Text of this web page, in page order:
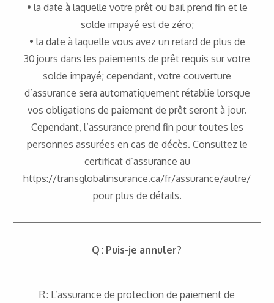
• la date à laquelle votre prêt ou bail prend fin et le
solde impayé est de zéro;
• la date à laquelle vous avez un retard de plus de
30 jours dans les paiements de prêt requis sur votre
solde impayé; cependant, votre couverture
d’assurance sera automatiquement rétablie lorsque
vos obligations de paiement de prêt seront à jour.
Cependant, l’assurance prend fin pour toutes les
personnes assurées en cas de décès. Consultez le
certificat d’assurance au
https://transglobalinsurance.ca/fr/assurance/autre/
pour plus de détails.
Q : Puis-je annuler?
R : L’assurance de protection de paiement de